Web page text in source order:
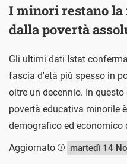
I minori restano
dalla povertà
Gli ultimi dati Istat
fascia d'età più spesso in
oltre un decennio. In
povertà educativa minorile
demografico ed economico
Aggiornato
martedì 14